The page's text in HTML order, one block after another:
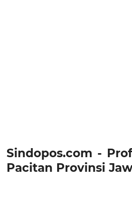
Sindopos.com -
Pacitan Provinsi